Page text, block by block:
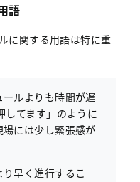
語
に関する用語は特に重
ルよりも時間が遅
してます」のように
には少し緊張感が
早く進行するこ